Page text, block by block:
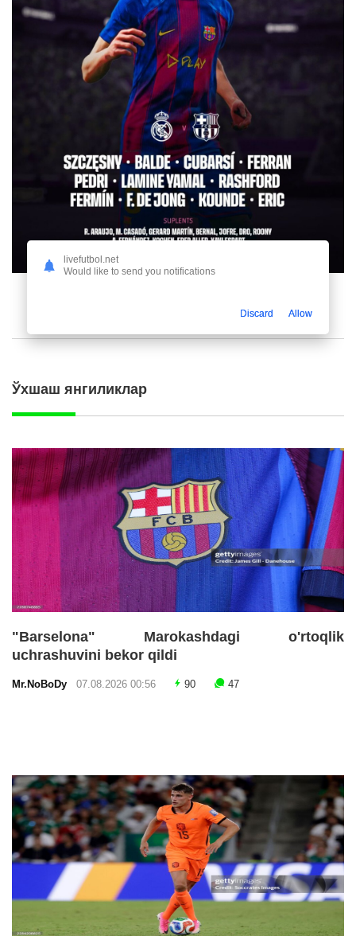
Ўхшаш янгиликлар
"Barselona" Marokashdagi o'rtoqlik
uchrashuvini bekor qildi
Mr.NoBoDy 07.08.2026 00:56 90 47
livefutbol.net
Would like to send you notifications
Discard Allow